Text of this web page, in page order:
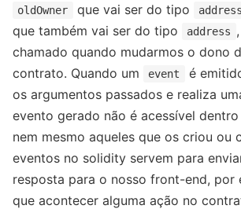
oldOwner que vai ser do tipo address
que também vai ser do tipo address
chamado quando mudarmos o dono
contrato. Quando um
event
é
os argumentos passados e realiza
evento gerado não é acessível
nem mesmo aqueles que os criou ou
eventos no solidity servem para
resposta para o nosso front-end, por
que acontecer alguma ação no